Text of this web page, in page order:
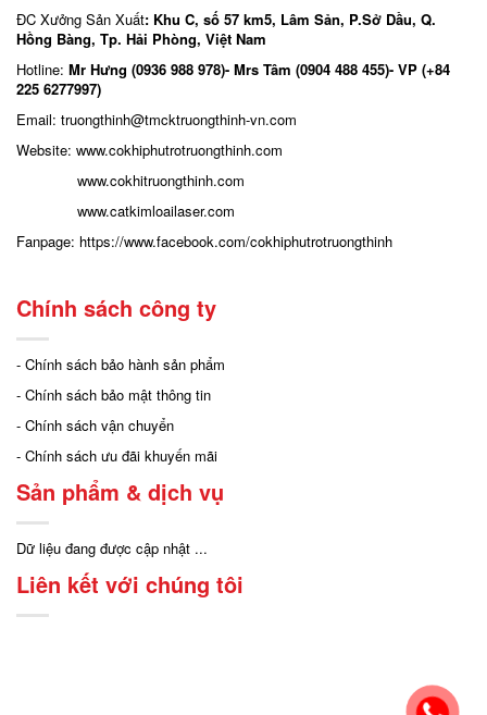
ĐC Xưởng Sản Xuất: Khu C, số 57 km5, Lâm Sản, P.Sở Dầu, Q.
Hồng Bàng, Tp. Hải Phòng, Việt Nam
Hotline: Mr Hưng (0936 988 978)- Mrs Tâm (0904 488 455)- VP (+84
225 6277997)
Email: truongthinh@tmcktruongthinh-vn.com
Website: www.cokhiphutrotruongthinh.com
www.cokhitruongthinh.com
www.catkimloailaser.com
Fanpage: https://www.facebook.com/cokhiphutrotruongthinh
Chính sách công ty
- Chính sách bảo hành sản phẩm
- Chính sách bảo mật thông tin
- Chính sách vận chuyển
- Chính sách ưu đãi khuyến mãi
Sản phẩm & dịch vụ
Dữ liệu đang được cập nhật ...
Liên kết với chúng tôi